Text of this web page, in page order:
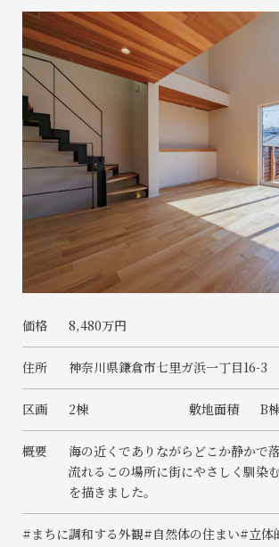
価格 8,480万円
住所 神奈川県鎌倉市七里ガ浜一丁目16-3
区画 2棟 敷地面積 B
概要
海の近くでありながらどこか静かで
流れるこの場所に街にやさしく馴染
を描きました。
#まちに調和する外観#自然体の住まい#立体